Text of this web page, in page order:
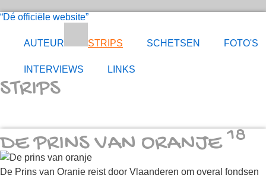
Dé officiële website
AUTEUR STRIPS SCHETSEN FOTO'S
INTERVIEWS LINKS
STRIPS
DE PRINS VAN ORANJE18
De Prins van Oranje reist door Vlaanderen om overal fondsen